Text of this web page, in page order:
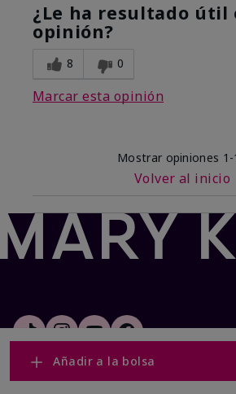
Añadir a la bolsa
¿Le ha resultado útil
opinión?
8 0
Marcar esta opinión
Mostrar opiniones
Volver al inicio